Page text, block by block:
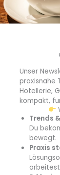
Alternativen
verbinden –
Für Profis
Alle
Hohe
Flexible
Unser
praxisnahe
Hotellerie,
kompakt,
Trends
Du
bewegt.
Praxis